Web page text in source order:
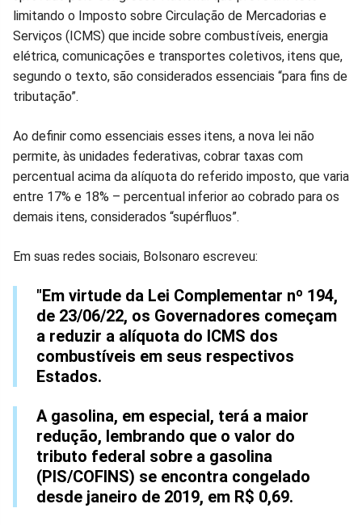
no
Facebook
no
Whatsapp
no
Twitter
no
Messenger
no
Telegram
no
Gettr
limitando o Imposto sobre Circulação de Mercadorias e
Serviços (ICMS) que incide sobre combustíveis, energia
elétrica, comunicações e transportes coletivos, itens que,
segundo o texto, são considerados essenciais “para fins de
tributação”.
Ao definir como essenciais esses itens, a nova lei não
permite, às unidades federativas, cobrar taxas com
percentual acima da alíquota do referido imposto, que varia
entre 17% e 18% – percentual inferior ao cobrado para os
demais itens, considerados “supérfluos”.
Em suas redes sociais, Bolsonaro escreveu:
"Em virtude da Lei Complementar nº 194,
de 23/06/22, os Governadores começam
a reduzir a alíquota do ICMS dos
combustíveis em seus respectivos
Estados.
A gasolina, em especial, terá a maior
redução, lembrando que o valor do
tributo federal sobre a gasolina
(PIS/COFINS) se encontra congelado
desde janeiro de 2019, em R$ 0,69.